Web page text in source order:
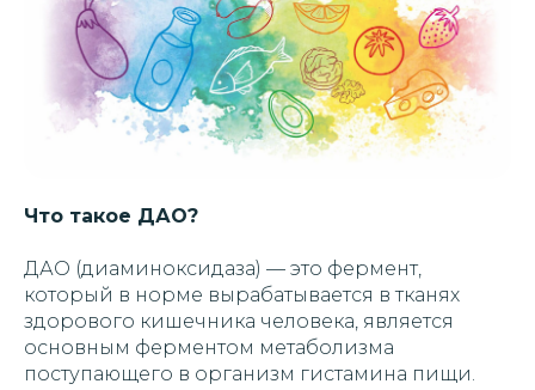
Что такое ДАО?
ДАО (диаминоксидаза) — это фермент,
который в норме вырабатывается в тканях
здорового кишечника человека, является
основным ферментом метаболизма
поступающего в организм гистамина пищи.